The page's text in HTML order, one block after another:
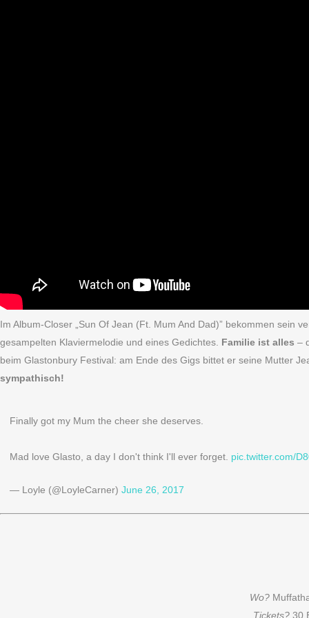
Im Album-Closer „Sun Of Jean (Ft. Mum And Dad)” bekommen sein
gesampelten Klaviermelodie und eines Gedichtes. Familie ist alles –
beim Glastonbury Festival: am Ende des Gigs bittet er seine Mutter
sympathisch!
Finally got my Mum the cheer she deserves.
Mad love Glasto, a day I don't think I'll ever forget. pic.twitter.com/
— Loyle (@LoyleCarner) June 26, 2017
Wo?
Tickets?30